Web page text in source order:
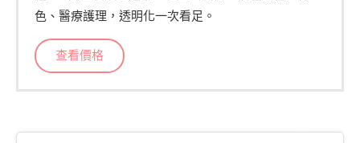
色、醫療護理，透明化一次看足。
查看價格